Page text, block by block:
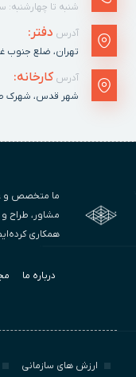
شنبه تا چهارشنبه: ساعت ۹ تا ۱۷، پنج
آدرس دفتر:
تهران، ضلع جنوب
آدرس کارخانه:
شهر قدس، شهرک
مشاور، طراح و
همکاری
درباره ما
ارزش‌ های سازمانی